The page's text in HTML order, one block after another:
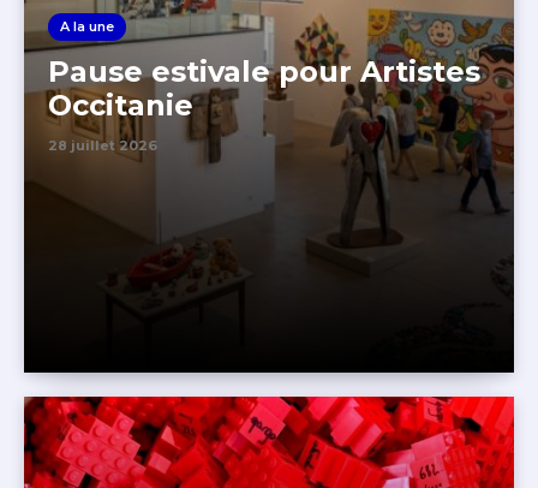
A la une
Pause estivale pour Artistes
Occitanie
28 juillet 2026